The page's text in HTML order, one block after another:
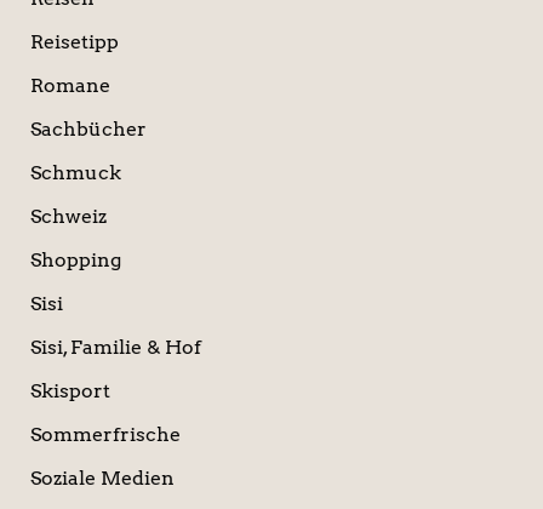
Reisetipp
Romane
Sachbücher
Schmuck
Schweiz
Shopping
Sisi
Sisi, Familie & Hof
Skisport
Sommerfrische
Soziale Medien